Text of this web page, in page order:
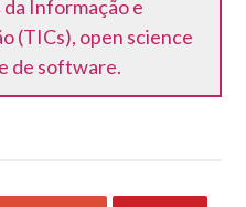
Informação e
(TICs), open science
de software.